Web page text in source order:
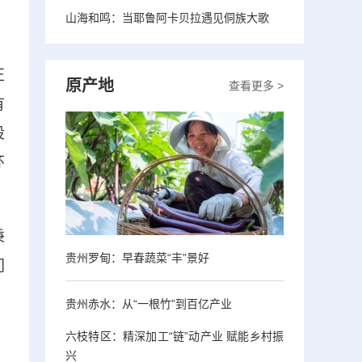
山海和鸣：当耶鲁阿卡贝拉遇见侗族大歌
查看更多 >
原产地
贵州罗甸：早春蔬菜“丰”景好
贵州赤水：从“一根竹”到百亿产业
六枝特区：精深加工“链”动产业 赋能乡村振
兴